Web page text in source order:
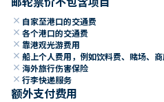
close 自家至港口的交通费
close 各个港口的交通费
close 靠港观光游费用
close 船上个人费用，例如饮料费、赌场、
close 海外旅行伤害保险
close 行李快递服务
额外支付费用